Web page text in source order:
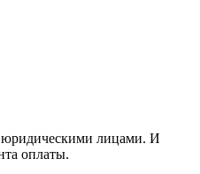
лицами. И
оплаты.